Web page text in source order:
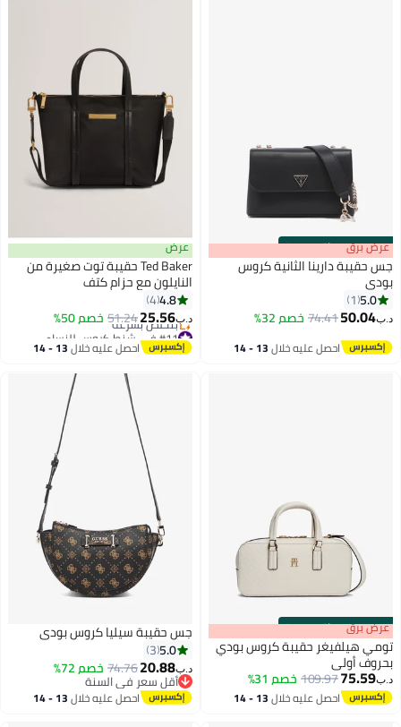
00m:00s
·باقي 100% عرض برق
جس حقيبة دارينا الثانية كروس
بودي
5.0
1
د.ب‏50.04
74.41خصم 32%
احصل عليه خلال 13 - 14
عرض
Ted Baker حقيبة توت صغيرة من
النايلون مع حزام كتف
4.8
4
د.ب‏25.56
51.24خصم 50%
#11 في شنط كروس للنساء
أقل سعر في السنة
بتخلّص بسرعة
احصل عليه خلال 13 - 14
00m:00s
·باقي 100%
2
عرض برق
تومي هيلفيغر حقيبة كروس بودي
بحروف أولى
د.ب‏75.59
109.97خصم 31%
احصل عليه خلال 13 - 14
3
جس حقيبة سيليا كروس بودي
5.0
3
د.ب‏20.88
74.76خصم 72%
أقل سعر في السنة
أقل سعر في السنة
احصل عليه خلال 13 - 14